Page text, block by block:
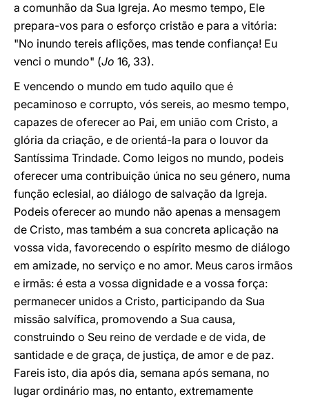
a comunhão da Sua Igreja. Ao mesmo tempo, Ele
prepara-vos para o esforço cristão e para a vitória:
"No inundo tereis aflições, mas tende confiança! Eu
venci o mundo" (Jo 16, 33).
E vencendo o mundo em tudo aquilo que é
pecaminoso e corrupto, vós sereis, ao mesmo tempo,
capazes de oferecer ao Pai, em união com Cristo, a
glória da criação, e de orientá-la para o louvor da
Santíssima Trindade. Como leigos no mundo, podeis
oferecer uma contribuição única no seu género, numa
função eclesial, ao diálogo de salvação da Igreja.
Podeis oferecer ao mundo não apenas a mensagem
de Cristo, mas também a sua concreta aplicação na
vossa vida, favorecendo o espírito mesmo de diálogo
em amizade, no serviço e no amor. Meus caros irmãos
e irmãs: é esta a vossa dignidade e a vossa força:
permanecer unidos a Cristo, participando da Sua
missão salvífica, promovendo a Sua causa,
construindo o Seu reino de verdade e de vida, de
santidade e de graça, de justiça, de amor e de paz.
Fareis isto, dia após dia, semana após semana, no
lugar ordinário mas, no entanto, extremamente